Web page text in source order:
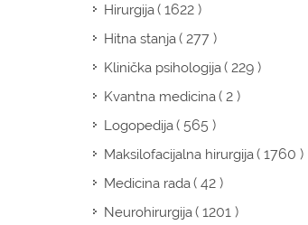
Hirurgija( 1622 )
Hitna stanja( 277 )
Klinička psihologija( 229 )
Kvantna medicina( 2 )
Logopedija( 565 )
Maksilofacijalna hirurgija( 1760 )
Medicina rada( 42 )
Neurohirurgija( 1201 )